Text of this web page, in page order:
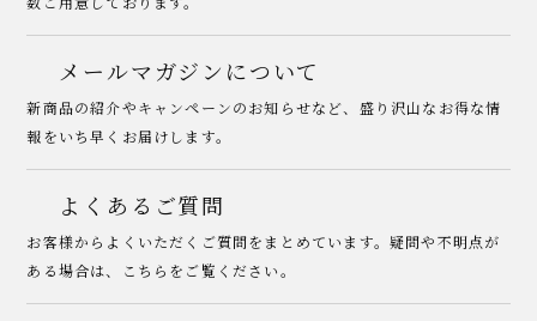
メールマガジンについて
新商品の紹介やキャンペーンのお知らせなど、盛り沢山なお得な情
報をいち早くお届けします。
よくあるご質問
お客様からよくいただくご質問をまとめています。疑問や不明点が
ある場合は、こちらをご覧ください。